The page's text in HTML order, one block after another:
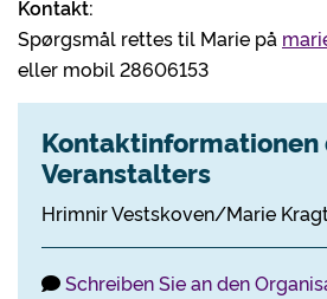
Kontakt:
Spørgsmål rettes til Marie på
eller mobil 28606153
Kontaktinformationen
Veranstalters
Hrimnir Vestskoven/Marie
Schreiben Sie an den